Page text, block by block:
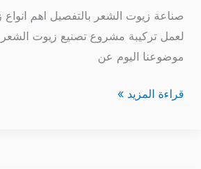
صناعة زيوت الشعر بالتفصيل اهم انواع
لعمل تركيبة مشروع تصنيع زيوت الشعر
موضوعنا اليوم عن
البيت
مربح
قراءة المزيد »